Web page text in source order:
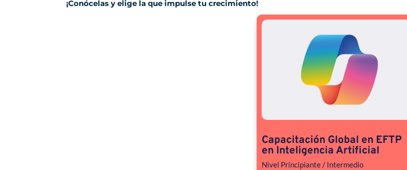
¡Conócelas y elige la que impulse tu crecimiento!
Capacitación Global en EFTP
en Inteligencia Artificial
Nivel Principiante / Intermedio